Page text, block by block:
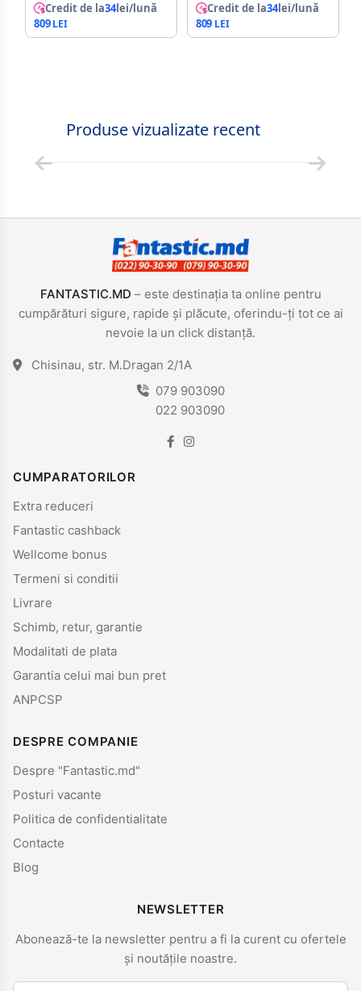
Credit de la34lei/lună
809
Credit de la34lei/lună
809
Produse vizualizate recent
FANTASTIC.MD – este destinația ta online pentru
cumpărături sigure, rapide și plăcute, oferindu-ți tot ce ai
nevoie la un click distanță.
Chisinau, str. M.Dragan 2/1A
079 903090
022 903090
CUMPARATORILOR
Extra reduceri
Fantastic cashback
Wellcome bonus
Termeni si conditii
Livrare
Schimb, retur, garantie
Modalitati de plata
Garantia celui mai bun pret
ANPCSP
DESPRE COMPANIE
Despre "Fantastic.md"
Posturi vacante
Politica de confidentialitate
Contacte
Blog
NEWSLETTER
Abonează-te la newsletter pentru a fi la curent cu ofertele
și noutățile noastre.